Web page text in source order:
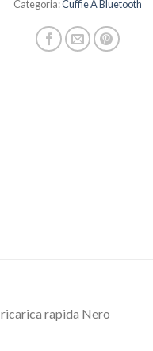
Categoria:Cuffie A Bluetooth
rapida Nero